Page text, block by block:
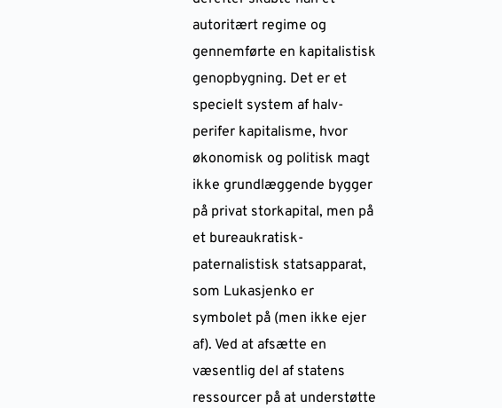
autoritært regime og
gennemførte en kapitalistisk
genopbygning. Det er et
specielt system af halv-
perifer kapitalisme, hvor
økonomisk og politisk magt
ikke grundlæggende bygger
på privat storkapital, men på
et bureaukratisk-
paternalistisk statsapparat,
som Lukasjenko er
symbolet på (men ikke ejer
af). Ved at afsætte en
væsentlig del af statens
ressourcer på at understøtte